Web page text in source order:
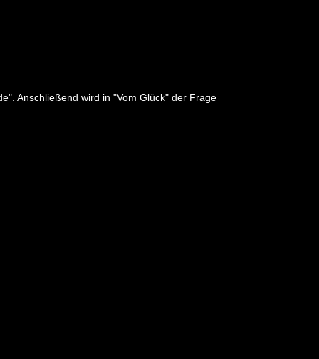
Anschließend wird in "Vom Glück" der Frage